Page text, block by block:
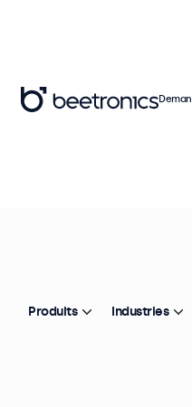
pouces
professionnelles et une
et des options de montage
application et
les filtres
Produits Industries